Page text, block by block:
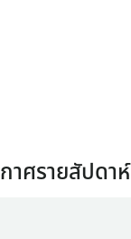
ศรายสัปดาห์